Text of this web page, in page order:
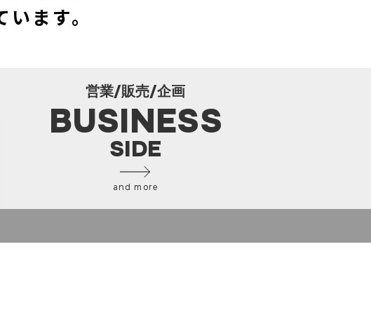
ます。
営業/販売/企画
BUSINESS
SIDE
and more